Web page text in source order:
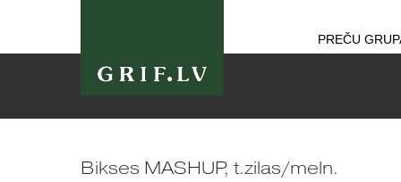
PREČU
Bikses MASHUP, t.zilas/meln.